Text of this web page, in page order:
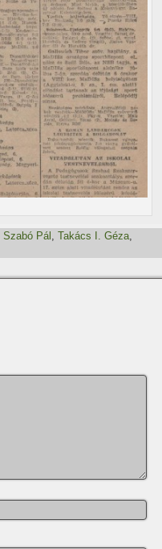
Szabó Pál , Takács I. Géza,